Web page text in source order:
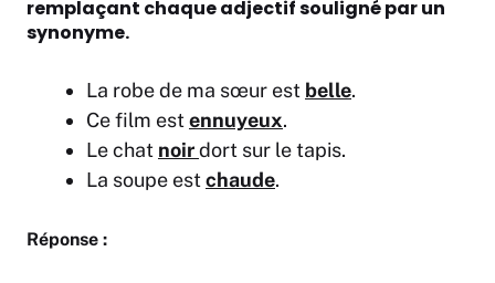
remplaçant chaque adjectif souligné par un
synonyme.
La robe de ma sœur est belle.
Ce film estennuyeux.
Le chat noirdort sur le tapis.
La soupe estchaude.
Réponse :